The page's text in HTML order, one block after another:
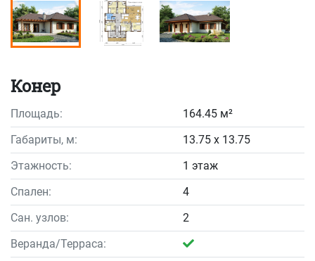
Конер
Площадь:
164.45 м²
Габариты, м:
13.75 x 13.75
Этажность:
1 этаж
Спален:
4
Сан. узлов:
2
Веранда/Терраса: